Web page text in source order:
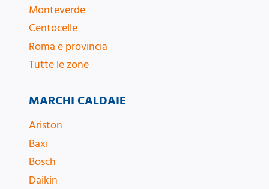
Monteverde
Centocelle
Roma e provincia
Tutte le zone
MARCHI CALDAIE
Ariston
Baxi
Bosch
Daikin